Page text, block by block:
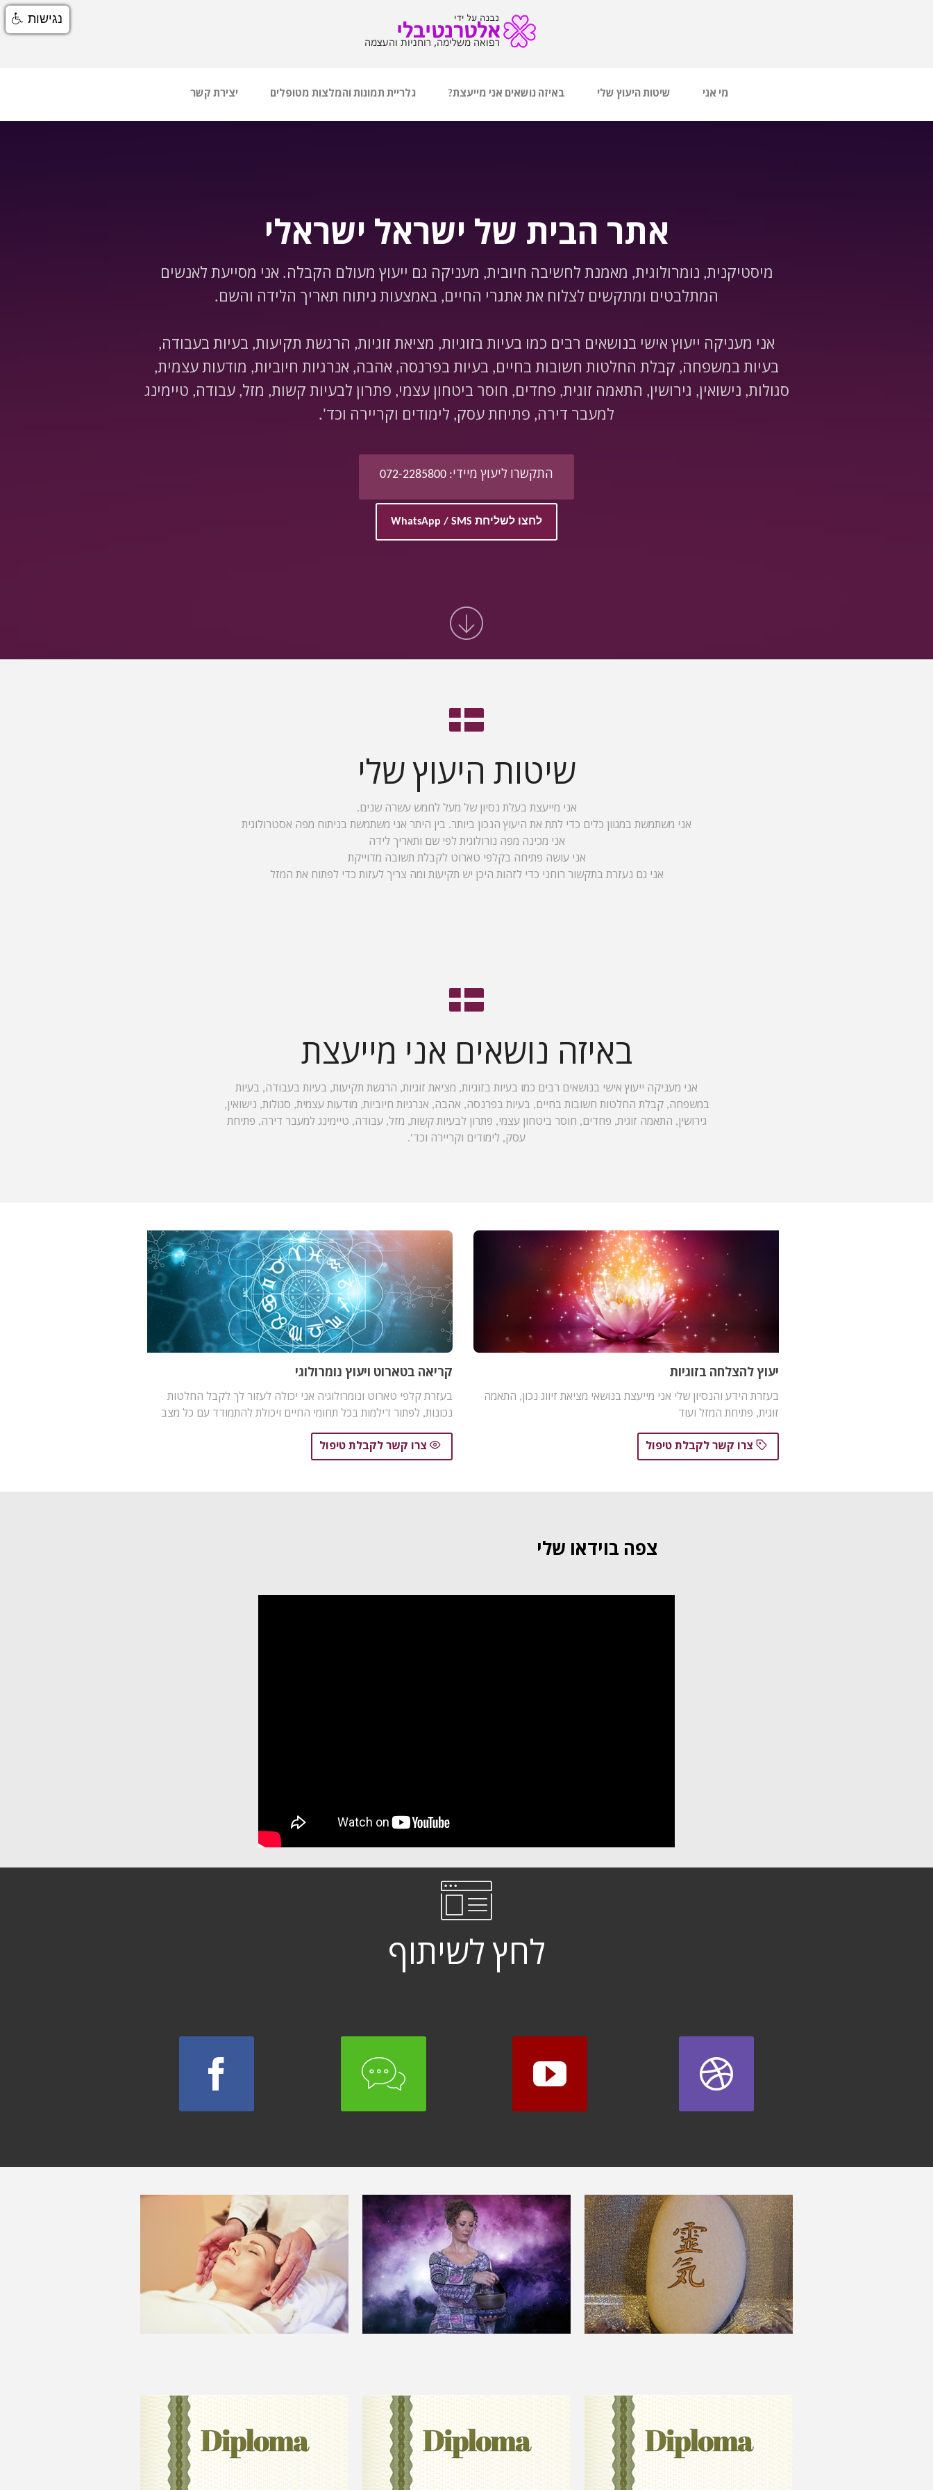
מי אני שיטות היעוץ שלי באיזה נושאים אני מייעצת? גלריית תמונות והמלצות מטופלים יצירת קשר
אתר הבית של ישראל ישראלי
מיסטיקנית, נומרולוגית, מאמנת לחשיבה חיובית, מעניקה גם ייעוץ מעולם הקבלה. אני מסייעת לאנשים
המתלבטים ומתקשים לצלוח את אתגרי החיים, באמצעות ניתוח תאריך הלידה והשם.
אני מעניקה ייעוץ אישי בנושאים רבים כמו בעיות בזוגיות, מציאת זוגיות, הרגשת תקיעות, בעיות בעבודה,
בעיות במשפחה, קבלת החלטות חשובות בחיים, בעיות בפרנסה, אהבה, אנרגיות חיוביות, מודעות עצמית,
סגולות, נישואין, גירושין, התאמה זוגית, פחדים, חוסר ביטחון עצמי, פתרון לבעיות קשות, מזל, עבודה, טיימינג
למעבר דירה, פתיחת עסק, לימודים וקריירה וכד'.
התקשרו ליעוץ מיידי: 072-2285800
לחצו לשליחת WhatsApp / SMS
שיטות היעוץ שלי
אני מייעצת בעלת נסיון של מעל לחמש עשרה שנים.
אני משתמשת במגוון כלים כדי לתת את היעוץ הנכון ביותר. בין היתר אני משתמשת בניתוח מפה אסטרולוגית
אני מכינה מפה נורולוגית לפי שם ותאריך לידה
אני עושה פתיחה בקלפי טארוט לקבלת תשובה מדוייקת
אני גם נעזרת בתקשור רוחני כדי לזהות היכן יש תקיעות ומה צריך לעזות כדי לפתוח את המזל
באיזה נושאים אני מייעצת
אני מעניקה ייעוץ אישי בנושאים רבים כמו בעיות בזוגיות, מציאת זוגיות, הרגשת תקיעות, בעיות בעבודה, בעיות
במשפחה, קבלת החלטות חשובות בחיים, בעיות בפרנסה, אהבה, אנרגיות חיוביות, מודעות עצמית, סגולות, נישואין,
גירושין, התאמה זוגית, פחדים, חוסר ביטחון עצמי, פתרון לבעיות קשות, מזל, עבודה, טיימינג למעבר דירה, פתיחת
עסק, לימודים וקריירה וכד'.
קריאה בטארוט ויעוץ נומרולוגי
בעזרת קלפי טארוט ונומרולוגיה אני יכולה לעזור לך לקבל החלטות
נכונות, לפתור דילמות בכל תחומי החיים ויכולת להתמודד עם כל מצב
צרו קשר לקבלת טיפול
יעוץ להצלחה בזוגיות
בעזרת הידע והנסיון שלי אני מייעצת בנושאי מציאת זיווג נכון, התאמה
זוגית, פתיחת המזל ועוד
צרו קשר לקבלת טיפול
צפה בוידאו שלי
לחץ לשיתוף
נגישות